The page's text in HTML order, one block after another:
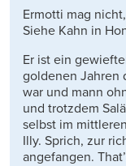
Ermotti mag
Siehe Kahn in
Er ist ein
goldenen Jahren
war und mann
und trotzdem
selbst im
Illy. Sprich, zur
angefangen.